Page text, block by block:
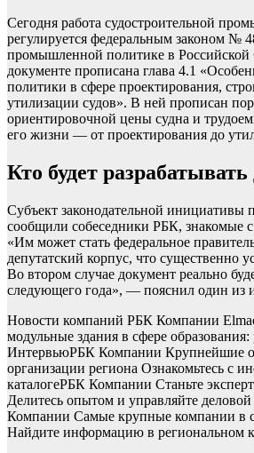
Сегодня работа судостроительной
регулируется федеральным законом №
промышленной политике в
документе прописана глава 4.1
политики в сфере проектирования,
утилизации судов». В ней прописан
ориентировочной цены судна и
его жизни — от проектирования до
Кто будет
Субъект законодательной инициативы
сообщили собеседники РБК, знакомые
«Им может стать федеральное
депутатский корпус, что существенно
Во втором случае документ реально
следующего года», — пояснил один из
Новости компаний РБК Компании
модульные здания в сфере
ИнтервьюРБК Компании Крупнейшие
организации региона Ознакомьтесь с
каталогеРБК Компании Станьте
Делитесь опытом и управляйте
Компании Самые крупные компании в
Найдите информацию в региональном